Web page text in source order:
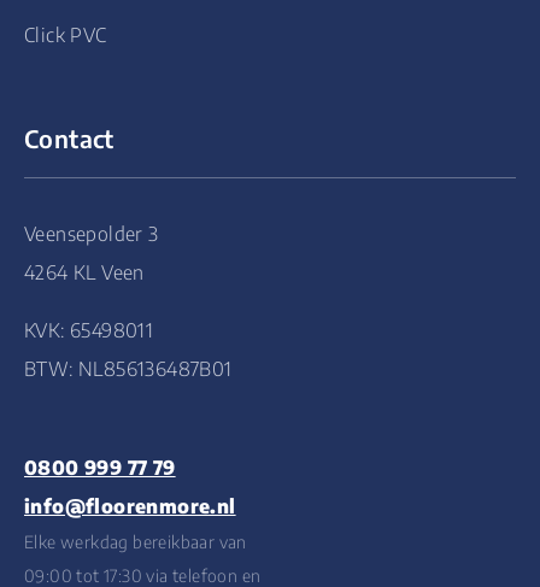
Click PVC
Contact
Veensepolder 3
4264 KL Veen
KVK: 65498011
BTW: NL856136487B01
0800 999 77 79
info@floorenmore.nl
Elke werkdag bereikbaar van
09:00 tot 17:30 via telefoon en